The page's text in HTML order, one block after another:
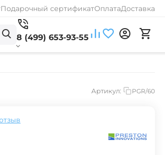
Подарочный сертификатОплатаДоставка
8 (499) 653-93-55
Артикул: PGR/60